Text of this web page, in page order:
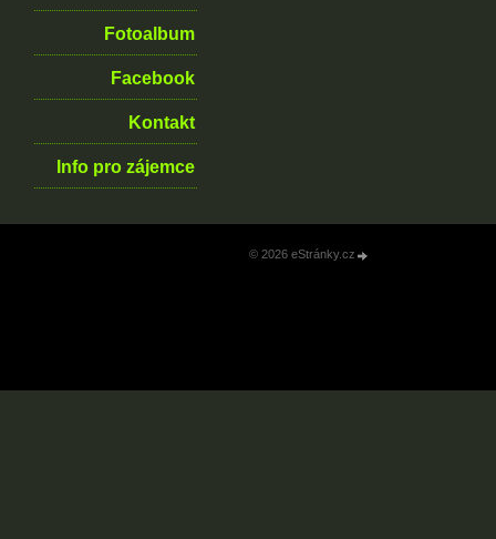
Fotoalbum
Facebook
Kontakt
Info pro zájemce
© 2026 eStránky.cz